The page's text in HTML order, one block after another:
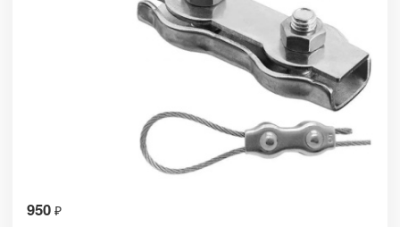
950 ₽